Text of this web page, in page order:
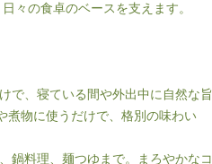
々の食卓のベースを支えます。
で、寝ている間や外出中に自然な旨
煮物に使うだけで、格別の味わい
鍋料理、麺つゆまで。まろやかなコ